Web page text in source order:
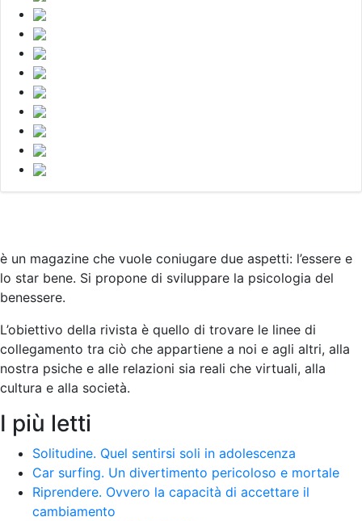
è un magazine che vuole coniugare due aspetti: l’essere e
lo star bene. Si propone di sviluppare la psicologia del
benessere.
L’obiettivo della rivista è quello di trovare le linee di
collegamento tra ciò che appartiene a noi e agli altri, alla
nostra psiche e alle relazioni sia reali che virtuali, alla
cultura e alla società.
I più letti
Solitudine. Quel sentirsi soli in adolescenza
Car surfing. Un divertimento pericoloso e mortale
Riprendere. Ovvero la capacità di accettare il
cambiamento